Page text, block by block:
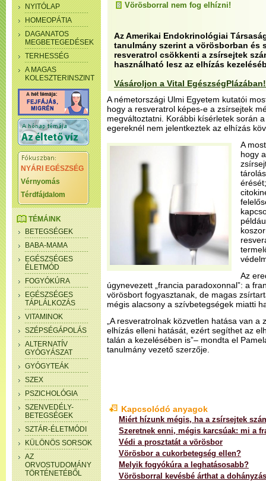
NYITÓLAP
HOMEOPÁTIA
DAGANATOS
MEGBETEGEDÉSEK
TERHESSÉG
A MAGAS
KOLESZTERINSZINT
NYÁRI EGÉSZSÉG
Vérnyomás
Térdfájdalom
TÉMÁINK
BETEGSÉGEK
BABA-MAMA
EGÉSZSÉGES
ÉLETMÓD
FOGYÓKÚRA
EGÉSZSÉGES
TÁPLÁLKOZÁS
VITAMINOK
SZÉPSÉGÁPOLÁS
ALTERNATÍV
GYÓGYÁSZAT
GYÓGYTEÁK
SZEX
PSZICHOLÓGIA
SZENVEDÉLY-
BETEGSÉGEK
SZTÁR-ÉLETMÓDI
KÜLÖNÖS SORSOK
AZ
ORVOSTUDOMÁNY
TÖRTÉNETÉBŐL
Vörösborral nem fog elhízni!
Az Amerikai Endokrinológiai
tanulmány szerint a vörösborban és
resveratrol csökkenti a zsírsejtek
használható lesz az elhízás
Vásároljon a Vital EgészségPlázában!
A németországi Ulmi Egyetem kutatói
hogy a resveratrol képes-e a zsírsejtek
megváltoztatni. Korábbi kísérletek során
egereknél nem jelentkeztek az elhízás
A
hogy
Az
úgynevezett „francia paradoxonnal”: a
vörösbort fogyasztanak, de magas
mégis alacsony a szívbetegségek miatti
„A resveratrolnak közvetlen hatása van
elhízás elleni hatását, ezért segíthet az
talán a kezelésében is”– mondta el
tanulmány vezető szerzője.
Kapcsolódó anyagok
Miért hízunk mégis, ha a zsírsejtek
Szeretnek enni, mégis karcsúak: mi a
Védi a prosztatát a vörösbor
Vörösbor a cukorbetegség ellen?
Melyik fogyókúra a leghatásosabb?
Vörösborral kevésbé árthat a dohányzás